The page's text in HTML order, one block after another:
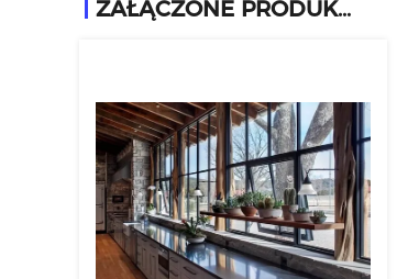
ZAŁĄCZONE PRODUKTY